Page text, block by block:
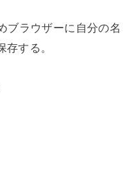
ブラウザーに自分の名
する。